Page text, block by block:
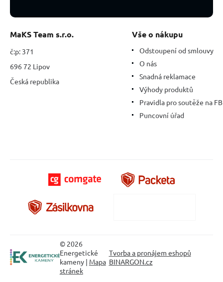
MaKS Team s.r.o.
č:p: 371
696 72 Lipov
Česká republika
Vše o nákupu
Odstoupení od smlouvy
O nás
Snadná reklamace
Výhody produktů
Pravidla pro soutěže na FB
Puncovní úřad
© 2026
Energetické
kameny | Mapa
stránek
Tvorba a pronájem eshopů
BINARGON.cz